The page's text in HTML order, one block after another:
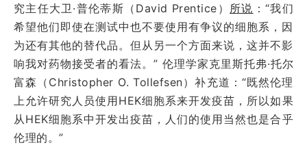
究主任大卫·普伦蒂斯（David Prentice） 所说 ：“我们
希望他们即使在测试中也不要使用有争议的细胞系，因
为还有其他的替代品。但从另一个方面来说，这并不影
响我对药物接受者的看法。” 伦理学家克里斯托弗·托尔
富森（Christopher O. Tollefsen）补充道：“既然伦理
上允许研究人员使用HEK细胞系来开发疫苗，所以如果
从HEK细胞系中开发出疫苗，人们的使用当然也是合乎
伦理的。”